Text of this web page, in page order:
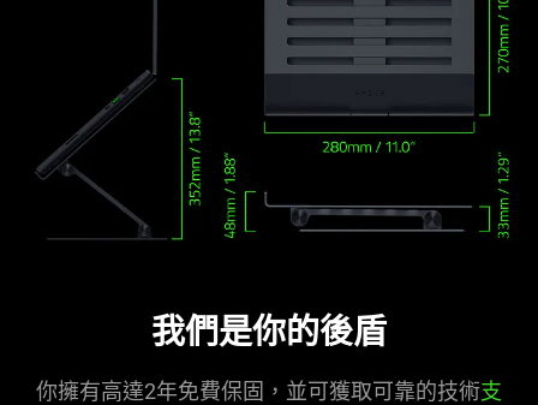
我們是你的後盾
你擁有高達2年免費保固，並可獲取可靠的技術支